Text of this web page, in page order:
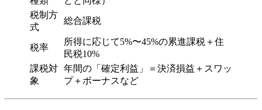
税制方
式
総合課税
税率
所得に応じて5%〜45%の累進課税＋住
民税10%
課税対
象
年間の「確定利益」＝決済損益＋スワッ
プ＋ボーナスなど